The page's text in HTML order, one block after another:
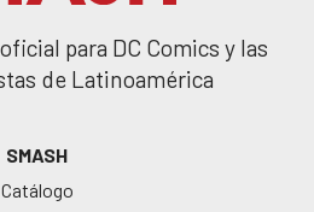
para DC Comics y las
de Latinoamérica
SMASH
Catálogo